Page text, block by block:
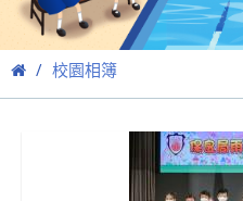
校園相簿